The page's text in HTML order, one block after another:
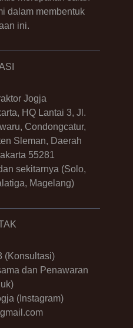
dalam membentuk
ini.
Jogja
HQ Lantai 3, Jl.
Condongcatur,
Sleman, Daerah
55281
sekitarnya (Solo,
Magelang)
(Konsultasi)
dan Penawaran
(Instagram)